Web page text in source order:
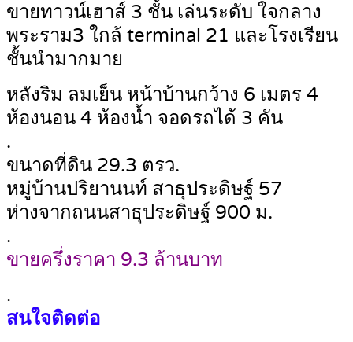
ขายทาวน์เฮาส์ 3 ชั้น เล่นระดับ ใจกลาง
พระราม3 ใกล้ terminal 21 และโรงเรียน
ชั้นนำมากมาย
หลังริม ลมเย็น หน้าบ้านกว้าง 6 เมตร 4
ห้องนอน 4 ห้องน้ำ จอดรถได้ 3 คัน
.
ขนาดที่ดิน 29.3 ตรว.
หมู่บ้านปริยานนท์ สาธุประดิษฐ์ 57
ห่างจากถนนสาธุประดิษฐ์ 900 ม.
.
ขายครึ่งราคา 9.3 ล้านบาท
.
สนใจติดต่อ